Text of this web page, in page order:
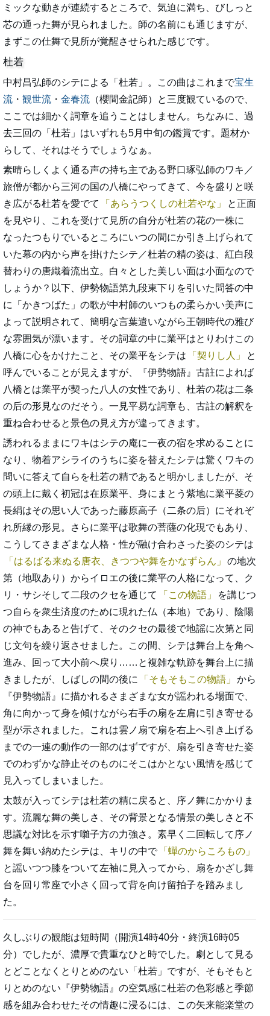
ミックな動きが連続するところで、気迫に満ち、びしっと
芯の通った舞が見られました。師の名前にも通じますが、
まずこの仕舞で見所が覚醒させられた感じです。
杜若
中村昌弘師のシテによる「杜若」。この曲はこれまで宝生
流 ・ 観世流 ・ 金春流 （櫻間金記師）と三度観ているので、
ここでは細かく詞章を追うことはしません。ちなみに、過
去三回の「杜若」はいずれも5月中旬の鑑賞です。題材か
らして、それはそうでしょうなぁ。
素晴らしくよく通る声の持ち主である野口琢弘師のワキ／
旅僧が都から三河の国の八橋にやってきて、今を盛りと咲
き広がる杜若を愛でて
あらうつくしの杜若やな
と正面
を見やり、これを受けて見所の自分が杜若の花の一株に
なったつもりでいるところにいつの間にか引き上げられて
いた幕の内から声を掛けたシテ／杜若の精の姿は、紅白段
替わりの唐織着流出立。白々とした美しい面は小面なので
しょうか？以下、伊勢物語第九段東下りを引いた問答の中
に「かきつばた」の歌が中村師のいつもの柔らかい美声に
よって説明されて、簡明な言葉遣いながら王朝時代の雅び
な雰囲気が漂います。その詞章の中に業平はとりわけこの
八橋に心をかけたこと、その業平をシテは
契りし人
と
呼んでいることが見えますが、『伊勢物語』古註によれば
八橋とは業平が契った八人の女性であり、杜若の花は二条
の后の形見なのだそう。一見平易な詞章も、古註の解釈を
重ね合わせると景色の見え方が違ってきます。
誘われるままにワキはシテの庵に一夜の宿を求めることに
なり、物着アシライのうちに姿を替えたシテは驚くワキの
問いに答えて自らを杜若の精であると明かしましたが、そ
の頭上に戴く初冠は在原業平、身にまとう紫地に業平菱の
長絹はその思い人であった藤原高子（二条の后）にそれぞ
れ所縁の形見。さらに業平は歌舞の菩薩の化現でもあり、
こうしてさまざまな人格・性が融け合わさった姿のシテは
はるばる来ぬる唐衣、きつつや舞をかなずらん
の地次
第（地取あり）からイロエの後に業平の人格になって、ク
リ・サシそして二段のクセを通じて
この物語
を講じつ
つ自らを衆生済度のために現れた仏（本地）であり、陰陽
の神でもあると告げて、そのクセの最後で地謡に次第と同
じ文句を繰り返させました。この間、シテは舞台上を角へ
進み、回って大小前へ戻り……と複雑な軌跡を舞台上に描
きましたが、しばしの間の後に
そもそもこの物語
から
『伊勢物語』に描かれるさまざまな女が謡われる場面で、
角に向かって身を傾けながら右手の扇を左肩に引き寄せる
型が示されました。これは雲ノ扇で扇を右上へ引き上げる
までの一連の動作の一部のはずですが、扇を引き寄せた姿
でのわずかな静止そのものにそこはかとない風情を感じて
見入ってしまいました。
太鼓が入ってシテは杜若の精に戻ると、序ノ舞にかかりま
す。流麗な舞の美しさ、その背景となる情景の美しさと不
思議な対比を示す囃子方の力強さ。素早く二回転して序ノ
舞を舞い納めたシテは、キリの中で
蟬のからころもの
と謡いつつ膝をついて左袖に見入ってから、扇をかざし舞
台を回り常座で小さく回って背を向け留拍子を踏みまし
た。
久しぶりの観能は短時間（開演14時40分・終演16時05
分）でしたが、濃厚で貴重なひと時でした。劇として見る
とどことなくとりとめのない「杜若」ですが、そもそもと
りとめのない『伊勢物語』の空気感に杜若の色彩感と季節
感を組み合わせたその情趣に浸るには、この矢来能楽堂の